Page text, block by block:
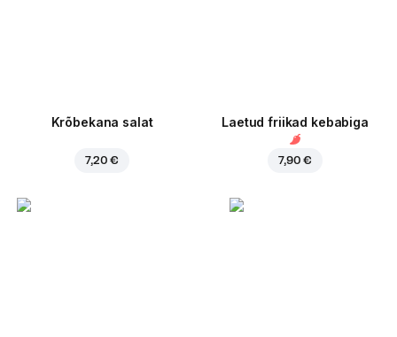
Krõbekana salat
7,20 €
Laetud friikad kebabiga
7,90 €